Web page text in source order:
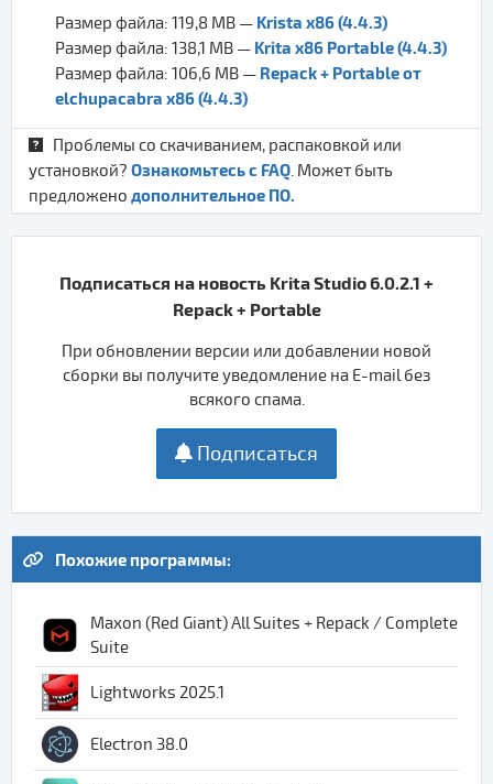
Размер файла: 119,8 MB — Krista x86 (4.4.3)
Размер файла: 138,1 MB — Krita x86 Portable (4.4.3)
Размер файла: 106,6 MB — Repack + Portable от
elchupacabra x86 (4.4.3)
Проблемы со скачиванием, распаковкой или
установкой? Ознакомьтесь с FAQ. Может быть
предложено дополнительное ПО.
Подписаться на новость Krita Studio 6.0.2.1 +
Repack + Portable
При обновлении версии или добавлении новой
сборки вы получите уведомление на E-mail без
всякого спама.
Подписаться
Похожие программы:
Maxon (Red Giant) All Suites + Repack / Complete
Suite
Lightworks 2025.1
Electron 38.0